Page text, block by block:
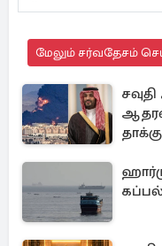
மேலும் சர்வதேசம்